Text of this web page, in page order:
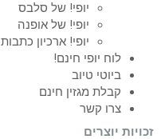
יופי! של סלבס
יופי! של אופנה
יופי! ארכיון כתבות
לוח יופי חינם!
ביוטי טיוב
קבלת מגזין חינם
צרו קשר
זכויות יוצרים